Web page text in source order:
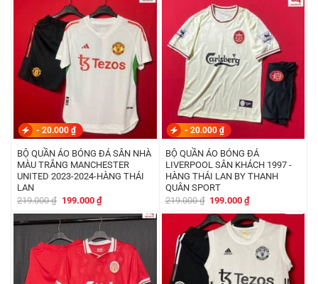
219.000 ₫.là:
199.000 ₫.
219.000 ₫.là:
199.000 ₫.
- 20.000 ₫
BỘ QUẦN ÁO BÓNG ĐÁ SÂN NHÀ
MÀU TRẮNG MANCHESTER
UNITED 2023-2024-HÀNG THÁI
LAN
219.000₫ Giá
là:
219.000 ₫.
199.000 ₫Giá
hiện
tại
là:
199.000 ₫.
- 20.000 ₫
BỘ QUẦN ÁO BÓNG ĐÁ
LIVERPOOL SÂN KHÁCH 1997 -
HÀNG THÁI LAN BY THANH
QUÂN SPORT
219.000₫ Giá
là:
219.000 ₫.
199.000₫Giá
tại
là:
199.000 ₫.